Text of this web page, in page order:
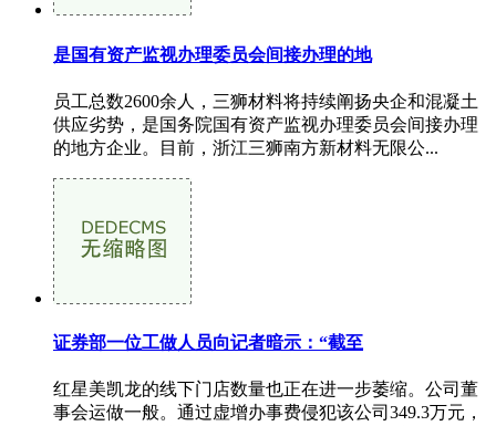
是国有资产监视办理委员会间接办理的地
员工总数2600余人，三狮材料将持续阐扬央企和混凝土
供应劣势，是国务院国有资产监视办理委员会间接办理
的地方企业。目前，浙江三狮南方新材料无限公...
证券部一位工做人员向记者暗示：“截至
红星美凯龙的线下门店数量也正在进一步萎缩。公司董
事会运做一般。通过虚增办事费侵犯该公司349.3万元，